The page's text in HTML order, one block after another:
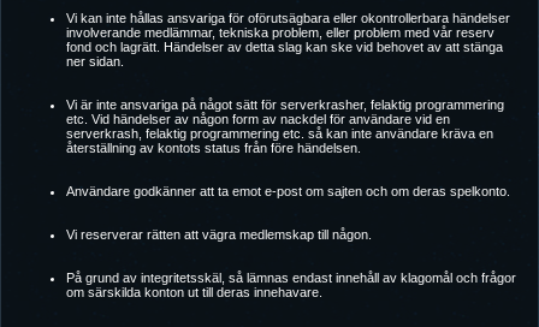
Vi kan inte hållas ansvariga för oförutsägbara eller okontrollerbara händelser
involverande medlämmar, tekniska problem, eller problem med vår reserv
fond och lagrätt. Händelser av detta slag kan ske vid behovet av att stänga
ner sidan.
Vi är inte ansvariga på något sätt för serverkrasher, felaktig programmering
etc. Vid händelser av någon form av nackdel för användare vid en
serverkrash, felaktig programmering etc. så kan inte användare kräva en
återställning av kontots status från före händelsen.
Användare godkänner att ta emot e-post om sajten och om deras spelkonto.
Vi reserverar rätten att vägra medlemskap till någon.
På grund av integritetsskäl, så lämnas endast innehåll av klagomål och frågor
om särskilda konton ut till deras innehavare.